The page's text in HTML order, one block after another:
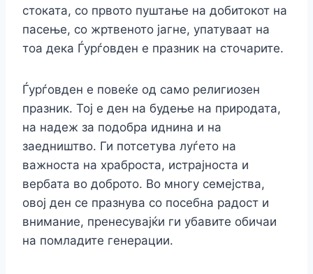
стоката, со првото пуштање на добитокот на
пасење, со жртвеното јагне, упатуваат на
тоа дека Ѓурѓовден е празник на сточарите.
Ѓурѓовден е повеќе од само религиозен
празник. Тој е ден на будење на природата,
на надеж за подобра иднина и на
заедништво. Ги потсетува луѓето на
важноста на храброста, истрајноста и
вербата во доброто. Во многу семејства,
овој ден се празнува со посебна радост и
внимание, пренесувајќи ги убавите обичаи
на помладите генерации.